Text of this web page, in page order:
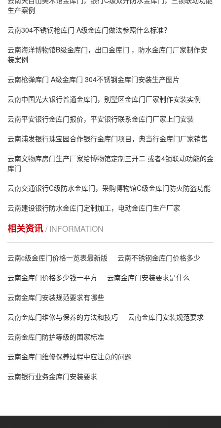
生产案例
云南304不锈钢枪库门 A级金库门做法参照什么标准？
云南海洋博物馆B级金库门，出口金库门 ，防水金库门厂家制作安
装案例
云南枪弹库门 A级金库门 304不锈钢金库门安装生产图片
云南中国光大银行普通金库门，别墅区金库门厂家制作安装实例
云南平安银行金库门报价，平安银行联系金库门厂家上门安装
云南浦发银行珠宝园合作银行金库门项目，典当行金库门厂家销售
云南文物库房门生产厂家给博物馆定制三开二 或者4锁联动功能的金
库门
云南交通银行C级防水金库门，采购博物馆C级金库门防火防盗功能
云南建设银行防水金库门定制加工，电动金库门生产厂家
相关资讯 / INFORMATION
云南c级金库门价格一览表最新版
云南不锈钢金库门价格多少
云南金库门价格多少钱一平方
云南金库门安装要求是什么
云南金库门安装规范要求有哪些
云南金库门维修与保养的方法和技巧
云南金库门安装规范要求
云南金库门防护等级的国家标准
云南金库门维修保养过程中应注意的问题
云南银行业务金库门安装要求